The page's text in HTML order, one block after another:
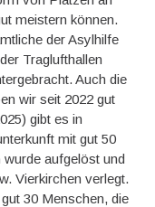
meistern können.
der Asylhilfe
Traglufthallen
Auch die
wir seit 2022 gut
gibt es in
mit gut 50
aufgelöst und
Vierkirchen verlegt.
30 Menschen, die